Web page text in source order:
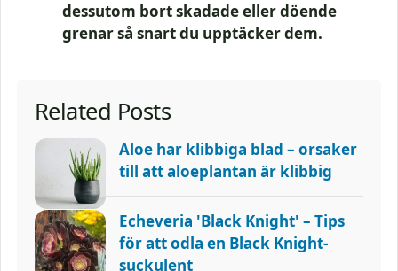
dessutom bort skadade eller döende
grenar så snart du upptäcker dem.
Related Posts
Aloe har klibbiga blad – orsaker
till att aloeplantan är klibbig
Echeveria 'Black Knight' – Tips
för att odla en Black Knight-
suckulent